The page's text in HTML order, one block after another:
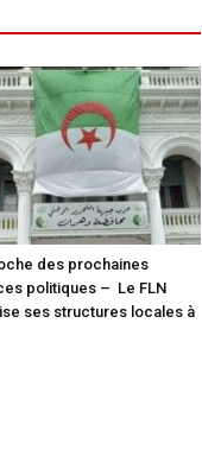
des prochaines
politiques – Le FLN
ses structures locales à